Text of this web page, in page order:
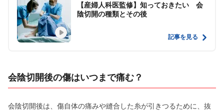
【産婦人科医監修】知っておきたい 会
陰切開の種類とその後
記事を見る
会陰切開後の傷はいつまで痛む？
会陰切開後は、傷自体の痛みや縫合した糸が引きつるために、抜